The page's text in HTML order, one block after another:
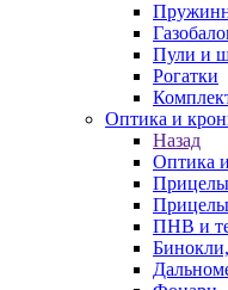
Пули и
Рогатки
Оптика и
Назад
Оптика
Прицелы
ПНВ и